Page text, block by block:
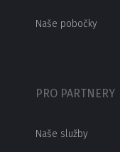
Naše pobočky
PRO PARTNERY
Naše služby